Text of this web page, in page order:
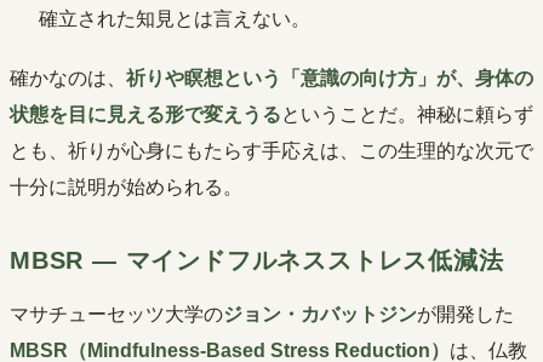
確立された知見とは言えない。
確かなのは、 祈りや瞑想という「意識の向け方」が、身体の
状態を目に見える形で変えうるということだ。神秘に頼らず
とも、祈りが心身にもたらす手応えは、この生理的な次元で
十分に説明が始められる。
MBSR ― マインドフルネスストレス低減法
マサチューセッツ大学のジョン・カバットジンが開発した
MBSR（Mindfulness-Based Stress Reduction） は、仏教